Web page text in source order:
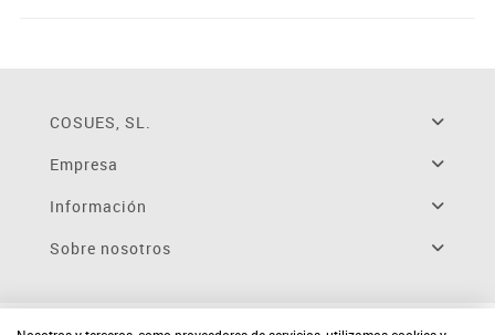
COSUES, SL.
Empresa
Información
Sobre nosotros